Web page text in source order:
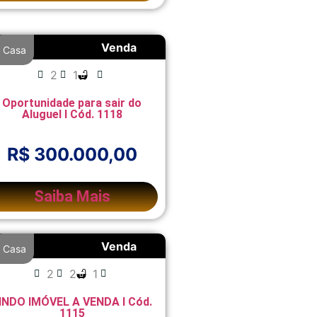
Venda
Casa
2 1
Oportunidade para sair do
Aluguel I Cód. 1118
R$ 300.000,00
Saiba Mais
Venda
Casa
2 2 1
IMÓVEL A VENDA I Cód.
1115